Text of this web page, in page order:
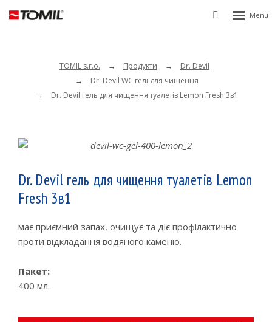
Vyhledávání
Rozbalení
TOMIL s.r.o. Продукти
Dr. Devil
Dr. Devil WC гелі для чищення
Dr. Devil гель для чищення туалетів Lemon Fresh 3в1
Dr. Devil гель для чищення туалетів Lemon
Fresh 3в1
має приємний запах, очищує та діє профілактично
проти відкладання водяного каменю.
Пакет:
400 мл.